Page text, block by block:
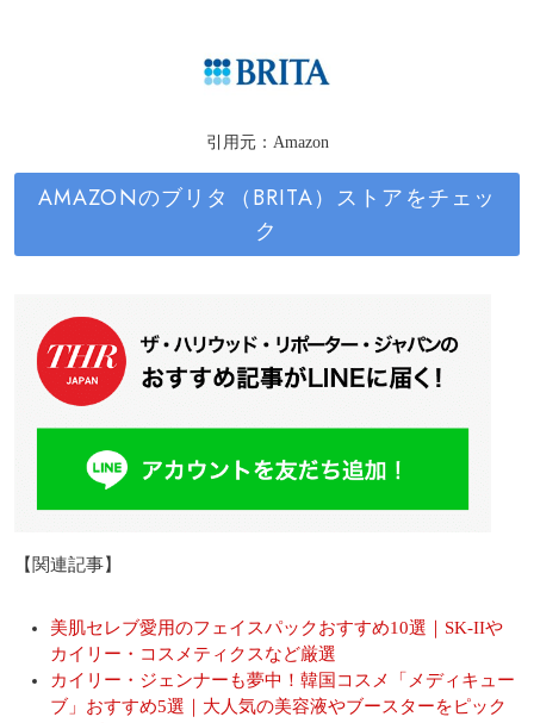
引用元：Amazon
AMAZONのブリタ（BRITA）ストアをチェッ
ク
【関連記事】
美肌セレブ愛用のフェイスパックおすすめ10選｜SK-IIや
カイリー・コスメティクスなど厳選
カイリー・ジェンナーも夢中！韓国コスメ「メディキュー
ブ」おすすめ5選｜大人気の美容液やブースターをピック